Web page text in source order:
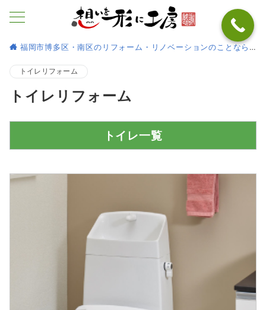
福岡市博多区・南区のリフォーム・リノベーションのことなら
トイレリフォーム
トイレリフォーム
トイレ一覧